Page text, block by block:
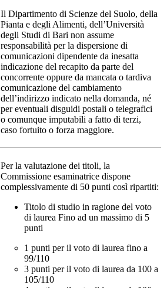
Il Dipartimento di Scienze del Suolo, della
Pianta e degli Alimenti, dell’Università
degli Studi di Bari non assume
responsabilità per la dispersione di
comunicazioni dipendente da inesatta
indicazione del recapito da parte del
concorrente oppure da mancata o tardiva
comunicazione del cambiamento
dell’indirizzo indicato nella domanda, né
per eventuali disguidi postali o telegrafici
o comunque imputabili a fatto di terzi,
caso fortuito o forza maggiore.
Per la valutazione dei titoli, la
Commissione esaminatrice dispone
complessivamente di 50 punti così ripartiti:
Titolo di studio in ragione del voto
di laurea Fino ad un massimo di 5
punti
1 punti per il voto di laurea fino a
99/110
3 punti per il voto di laurea da 100 a
105/110